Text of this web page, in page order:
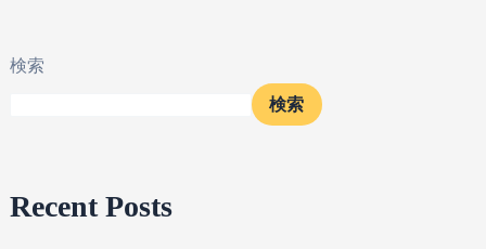
検索
検索
Recent Posts